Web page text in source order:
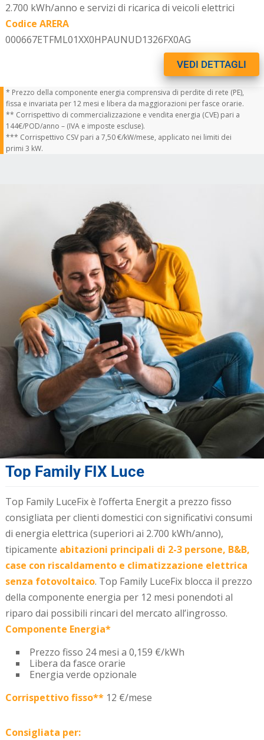
2.700 kWh/anno e servizi di ricarica di veicoli elettrici
Codice ARERA
000667ETFML01XX0HPAUNUD1326FX0AG
VEDI DETTAGLI
* Prezzo della componente energia comprensiva di perdite di rete (PE),
fissa e invariata per 12 mesi e libera da maggiorazioni per fasce orarie.
** Corrispettivo di commercializzazione e vendita energia (CVE) pari a
144€/POD/anno – (IVA e imposte escluse).
*** Corrispettivo CSV pari a 7,50 €/kW/mese, applicato nei limiti dei
primi 3 kW.
Top Family FIX Luce
Top Family LuceFix è l’offerta Energit a prezzo fisso
consigliata per clienti domestici con significativi consumi
di energia elettrica (superiori ai 2.700 kWh/anno),
tipicamente abitazioni principali di 2-3 persone, B&B,
case con riscaldamento e climatizzazione elettrica
senza fotovoltaico. Top Family LuceFix blocca il prezzo
della componente energia per 12 mesi ponendoti al
riparo dai possibili rincari del mercato all’ingrosso.
Componente Energia*
Prezzo fisso 24 mesi a 0,159 €/kWh
Libera da fasce orarie
Energia verde opzionale
Corrispettivo fisso** 12 €/mese
Consigliata per: